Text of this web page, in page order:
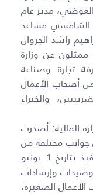
مدير عام
الشامسي مساعد
راشد الجروان
ممثلون عن وزارة
تجارة وصناعة
من 200 مشارك من أصحاب الأعمال
والخبراء
المالية: أصدرت
جوانب مختلفة من
قانون ضريبة الشركات الذي دخل حيز التنفيذ بتاريخ 1 يونيو
توضيحات وإرشادات
الصغيرة،